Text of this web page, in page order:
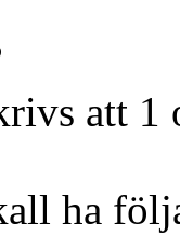
att 1
ha